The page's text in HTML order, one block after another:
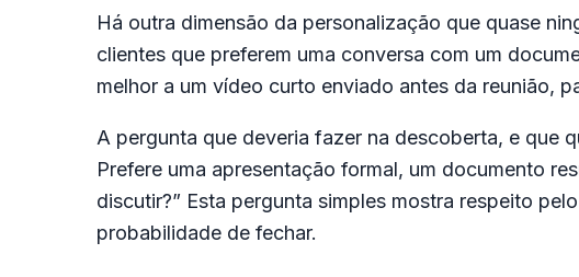
Há outra dimensão da personalização que quase
clientes que preferem uma conversa com um
melhor a um vídeo curto enviado antes da reunião,
A pergunta que deveria fazer na descoberta, e que
Prefere uma apresentação formal, um documento
discutir?” Esta pergunta simples mostra respeito
probabilidade de fechar.